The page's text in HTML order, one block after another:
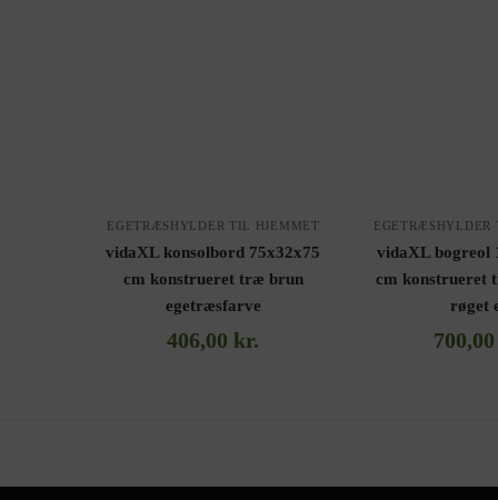
EGETRÆSHYLDER TIL HJEMMET
vidaXL konsolbord 75x32x75
cm konstrueret træ brun
egetræsfarve
406,00 kr.
EGETRÆSHYLDER
vidaXL bogreol
cm konstrueret
røget